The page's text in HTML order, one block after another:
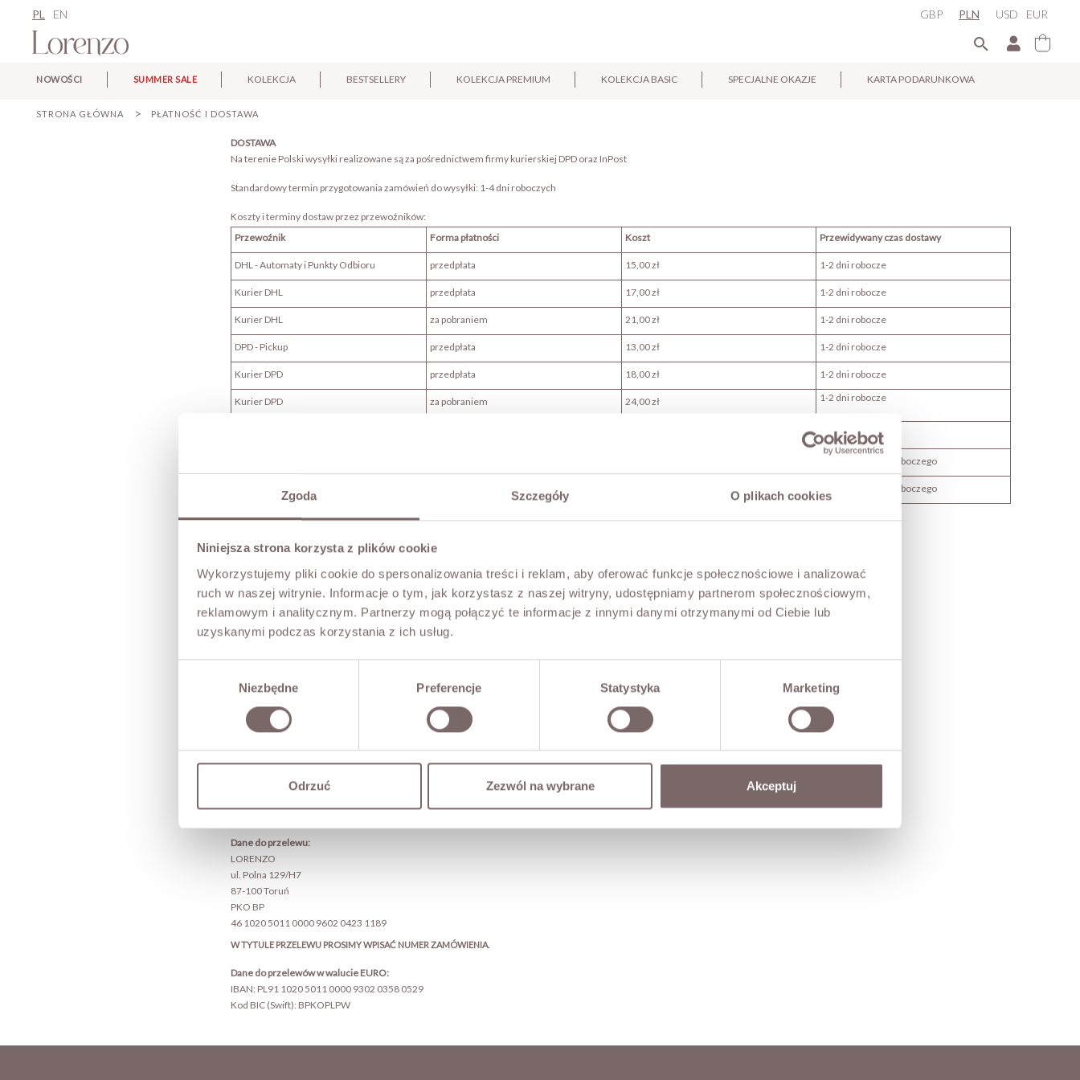
Zgoda Szczegóły O plikach cookies
Niniejsza strona korzysta z plików cookie
Wykorzystujemy pliki cookie do spersonalizowania treści i reklam, aby oferować funkcje społecznościowe i analizować
ruch w naszej witrynie. Informacje o tym, jak korzystasz z naszej witryny, udostępniamy partnerom społecznościowym,
reklamowym i analitycznym. Partnerzy mogą połączyć te informacje z innymi danymi otrzymanymi od Ciebie lub
uzyskanymi podczas korzystania z ich usług.
Niezbędne Preferencje Statystyka Marketing
Odrzuć Zezwól na wybrane Akceptuj
PL EN EUR
GBP PLN USD

NOWOŚCI SUMMER SALE KOLEKCJA BESTSELLERY KOLEKCJA PREMIUM KOLEKCJA BASIC SPECJALNE OKAZJE KARTA PODARUNKOWA
STRONA GŁÓWNA PŁATNOŚĆ I DOSTAWA
DOSTAWA
Na terenie Polski wysyłki realizowane są za pośrednictwem firmy kurierskiej DPD oraz InPost
Standardowy termin przygotowania zamówień do wysyłki: 1-4 dni roboczych
Koszty i terminy dostaw przez przewoźników:
Przewoźnik
Forma płatności Koszt Przewidywany czas dostawy
DHL - Automaty i Punkty Odbioru przedpłata 15,00 zł 1-2 dni robocze
Kurier DHL przedpłata 17,00 zł 1-2 dni robocze
Kurier DHL za pobraniem 21,00 zł 1-2 dni robocze
DPD - Pickup przedpłata 13,00 zł 1-2 dni robocze
Kurier DPD przedpłata 18,00 zł 1-2 dni robocze
Kurier DPD za pobraniem 24,00 zł 1-2 dni robocze
1-2 dni robocze
następnego dnia roboczego
InPost Kurier następnego dnia roboczego
Na terenie polski bezpłatna dostawa od 500 zł firmą kurierską DHL, INPOST oraz DPD - Pickup
Wysyłki zagraniczne realizowane są za pośrednictwem Poczty Polskiej i DPD
Przewoźnik
Forma płatności Koszt Czas dostawy
Poczta Polska
- Europa
przedpłata Od 50,00 zł
W zależności od kraju
docelowego, od 7 - 10 dni
Kurier DPD
przedpłata Od 50,00 zł Do 4 dni roboczych
PŁATNOŚĆ
Za złożone zamówienie możesz zapłacić:
● PayU
● karta płatnicza
Dane do przelewu:
LORENZO
ul. Polna 129/H7
87-100 Toruń
PKO BP
46 1020 5011 0000 9602 0423 1189
W TYTULE PRZELEWU PROSIMY WPISAĆ NUMER ZAMÓWIENIA.
Dane do przelewów w walucie EURO:
IBAN: PL91 1020 5011 0000 9302 0358 0529
Kod BIC (Swift): BPKOPLPW